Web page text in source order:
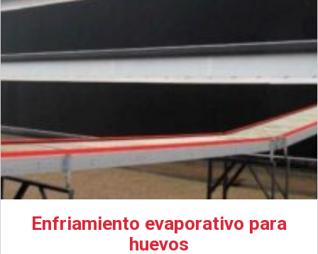
Enfriamiento evaporativo para
huevos